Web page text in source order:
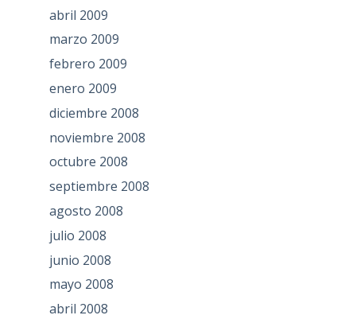
abril 2009
marzo 2009
febrero 2009
enero 2009
diciembre 2008
noviembre 2008
octubre 2008
septiembre 2008
agosto 2008
julio 2008
junio 2008
mayo 2008
abril 2008